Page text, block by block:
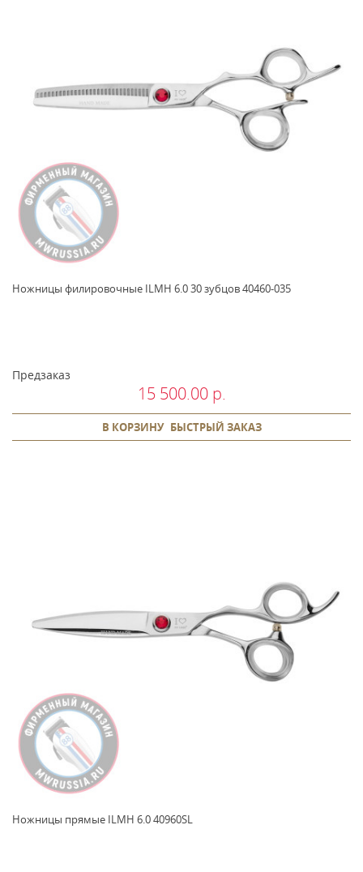
Ножницы филировочные ILMH 6.0 30 зубцов 40460-035
Предзаказ
15 500.00 р.
В КОРЗИНУ БЫСТРЫЙ ЗАКАЗ
Ножницы прямые ILMH 6.0 40960SL